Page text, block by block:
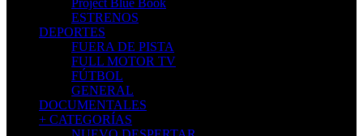
Project Blue Book
ESTRENOS
DEPORTES
FUERA DE PISTA
FULL MOTOR TV
FÚTBOL
GENERAL
DOCUMENTALES
+ CATEGORÍAS